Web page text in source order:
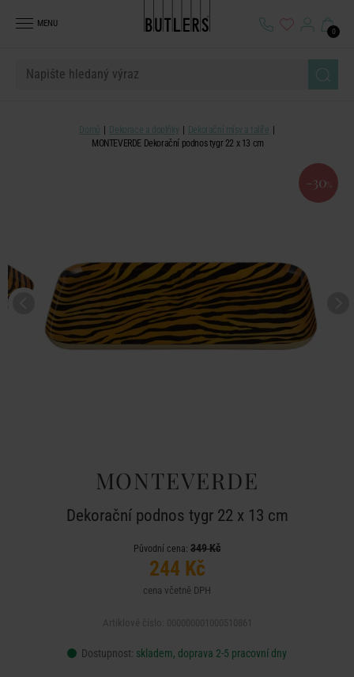
MENU
0
Domů Dekorace a doplňky
Dekorační mísy a talíře
MONTEVERDE Dekorační podnos tygr 22 x 13 cm
-30 %
MONTEVERDE
Dekorační podnos tygr 22 x 13 cm
Původní cena: 349 Kč
244 Kč
cena včetně DPH
Dostupnost: skladem, doprava 2-5 pracovní dny